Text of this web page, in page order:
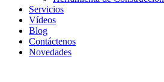
Servicios
Vídeos
Blog
Contáctenos
Novedades